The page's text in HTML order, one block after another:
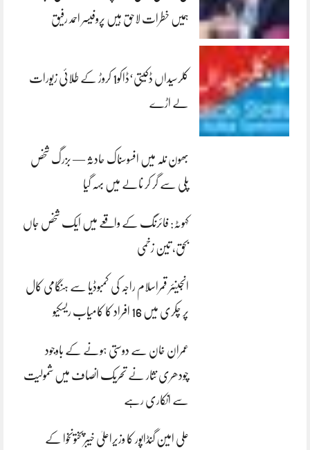
ہمیں خطرات لاحق ہیں پروفیسر احمد رفیق
کلرسیداں ڈکیتی‘ڈاکو1 کروڑ کے طلائی زیورات
لے اڑے
بھون نلہ میں افسوسناک حادثہ — بزرگ شخص
پلی سے گر کر نالے میں بہہ گیا
کہوٹہ: فائرنگ کے واقعے میں ایک شخص جاں
بحق، تین زخمی
انجینئر قمراسلام راجہ کی کمبوڈیا سے ہنگامی کال
پر چکری میں 16 افراد کا کامیاب ریسکیو
عمران خان سے دوستی ہونے کے باوجود
چودھری نثار نے تحریک انصاف میں شمولیت
سے انکاری رہے
علی امین گنڈاپور کا وزیراعلیٰ خیبرپختونخوا کے